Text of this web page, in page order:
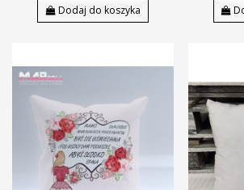
Dodaj do koszyka